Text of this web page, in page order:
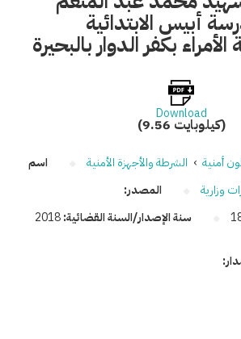
أبيس الابتدائية
بكفر الدوار بالبحيرة
Download
(9.56 كيلوبايت)
أمنية › الشرطة والأجهزة الأمنية
وزارية
سنة الإصدار/السنة القضائية:2018
اسم
المصدر: